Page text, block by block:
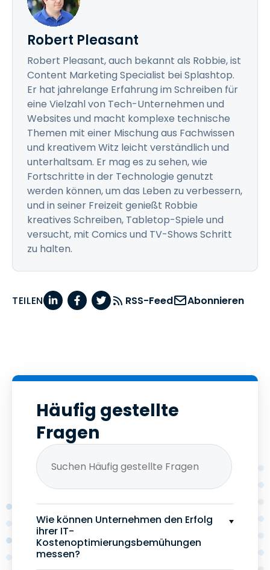
Robert Pleasant
Robert Pleasant, auch bekannt als Robbie, ist
Content Marketing Specialist bei Splashtop.
Er hat jahrelange Erfahrung im Schreiben für
eine Vielzahl von Tech-Unternehmen und
Websites und macht komplexe technische
Themen mit einer Mischung aus Fachwissen
und kreativem Witz leicht verständlich und
unterhaltsam. Er mag es zu sehen, wie
Fortschritte in der Technologie genutzt
werden können, um das Leben zu verbessern,
und in seiner Freizeit genießt Robbie
kreatives Schreiben, Tabletop-Spiele und
versucht, mit Comics und TV-Shows Schritt
zu halten.
TEILEN RSS-Feed Abonnieren
Häufig gestellte
Fragen
Wie können Unternehmen den Erfolg
ihrer IT-
Kostenoptimierungsbemühungen
messen?